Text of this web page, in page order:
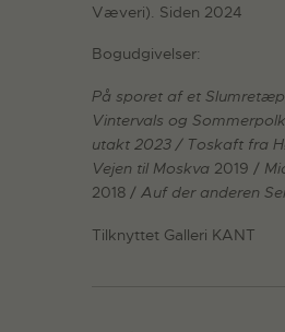
Væveri). Siden 2024
Bogudgivelser:
På sporet af et
Vintervals og
utakt 2023 / Toskaft fra
Vejen til Moskva 2019 /
2018 / Auf der anderen
Tilknyttet Galleri KANT